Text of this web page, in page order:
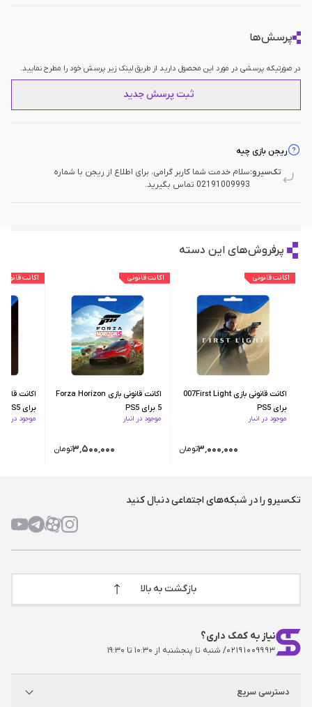
پرسش‌ها
در صورتیکه پرسشی در مورد این محصول دارید از طریق لینک زیر پرسش خود را مطرح نمایید.
ثبت پرسش جدید
ریجن بازی چیه
تک‌سیرو:سلام خدمت شما کاربر گرامی، برای اطلاع از ریجن با شماره
02191009993 تماس بگیرید.
پرفروش‌های این دسته
اکانت قانونی
اکانت قانونی بازی 007First Light
برای PS5
موجود در انبار
۳٬۰۰۰٬۰۰۰تومان
اکانت قانونی
اکانت قانونی بازی Forza Horizon
5 برای PS5
موجود در انبار
۳٬۵۰۰٬۰۰۰تومان
اکانت قانونی
برای PS5
موجود در
تک‌سیرو را در شبکه‌های اجتماعی دنبال کنید
نیاز به کمک داری؟
۰۲۱۹۱۰۰۹۹۹۳/ شنبه تا پنجشنبه از ۱۰:۳۰ تا ۱۹:۳۰
بازگشت به بالا
دسترسی سریع